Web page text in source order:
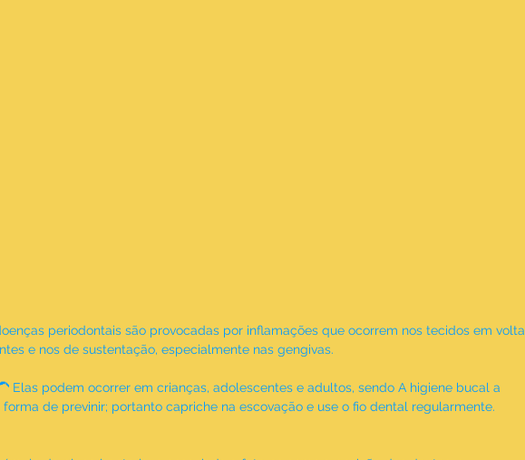
periodontais são provocadas por inflamações que ocorrem nos tecidos em volta
e nos de sustentação, especialmente nas gengivas.
Elas podem ocorrer em crianças, adolescentes e adultos, sendo A higiene bucal a
forma de previnir; portanto capriche na escovação e use o fio dental regularmente.